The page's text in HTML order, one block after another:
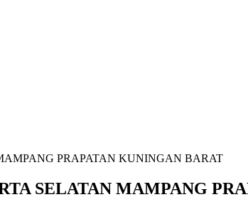
PRAPATAN KUNINGAN BARAT
SELATAN MAMPANG